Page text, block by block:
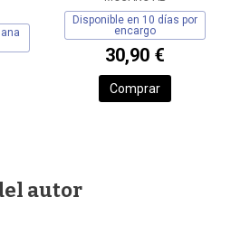
Disponible en 10 días por
encargo
30,90 €
Comprar
autor